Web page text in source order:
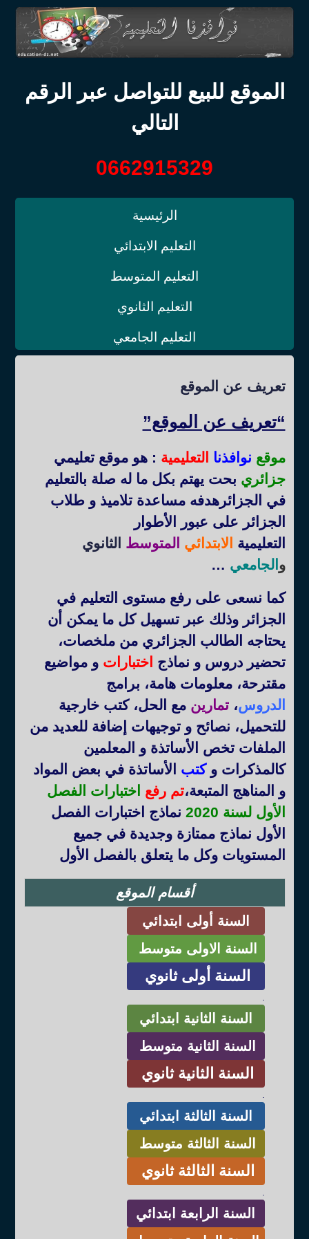
الموقع للبيع للتواصل عبر الرقم
التالي
0662915329
الرئيسية
التعليم الابتدائي
التعليم المتوسط
التعليم الثانوي
التعليم الجامعي
تعريف عن الموقع
“تعريف عن الموقع”
موقع نوافذنا التعليمية : هو موقع تعليمي
جزائري بحت يهتم بكل ما له صلة بالتعليم
في الجزائرهدفه مساعدة تلاميذ و طلاب
الجزائر على عبور الأطوار
التعليمية
الابتدائي المتوسط الثانوي
و الجامعي …
كما نسعى على رفع مستوى التعليم في
الجزائر وذلك عبر تسهيل كل ما يمكن أن
يحتاجه الطالب الجزائري من ملخصات،
تحضير دروس و نماذج اختباراتو مواضيع
مقترحة، معلومات هامة، برامج
الدروس،تمارينمع الحل، كتب خارجية
للتحميل، نصائح و توجيهات إضافة للعديد من
الملفات تخص الأساتذة و المعلمين
كالمذكرات وكتب الأساتذة في بعض المواد
و المناهج المتبعة،تم رفع اختبارات الفصل
الأول لسنة 2020
نماذج اختبارات الفصل
الأول نماذج ممتازة وجديدة في جميع
المستويات وكل ما يتعلق بالفصل الأول
أقسام الموقع
السنة أولى ابتدائي
السنة الاولى متوسط
السنة أولى ثانوي
السنة الثانية ابتدائي
السنة الثانية متوسط
السنة الثانية ثانوي
السنة الثالثة ابتدائي
السنة الثالثة متوسط
السنة الثالثة ثانوي
السنة الرابعة ابتدائي